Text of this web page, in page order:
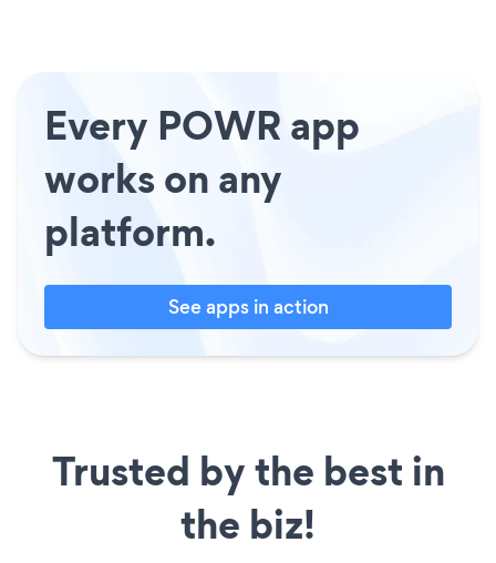
Every POWR app
works on any
platform.
See apps in action
Trusted by the best in
the biz!